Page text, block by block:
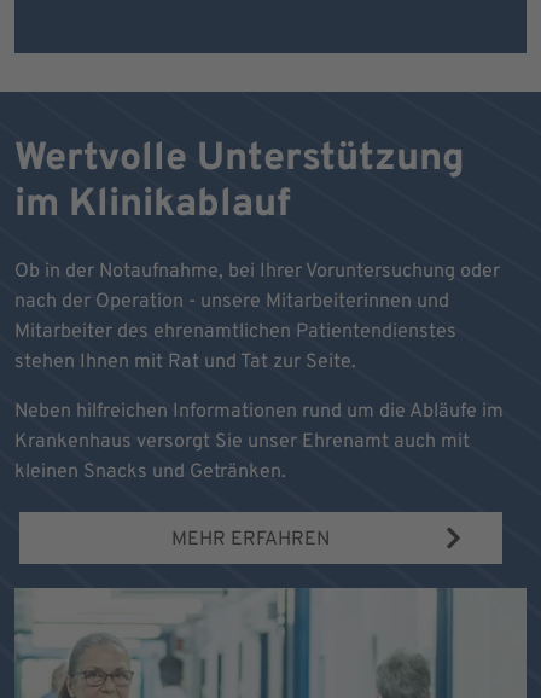
Wertvolle Unterstützung
im Klinikablauf
Ob in der Notaufnahme, bei Ihrer Voruntersuchung oder
nach der Operation - unsere Mitarbeiterinnen und
Mitarbeiter des ehrenamtlichen Patientendienstes
stehen Ihnen mit Rat und Tat zur Seite.
Neben hilfreichen Informationen rund um die Abläufe im
Krankenhaus versorgt Sie unser Ehrenamt auch mit
kleinen Snacks und Getränken.
MEHR ERFAHREN